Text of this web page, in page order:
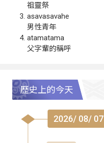
祖靈祭
asavasavahe
男性青年
atamatama
父字輩的稱呼
歷史上的今天
2026/ 08/ 07